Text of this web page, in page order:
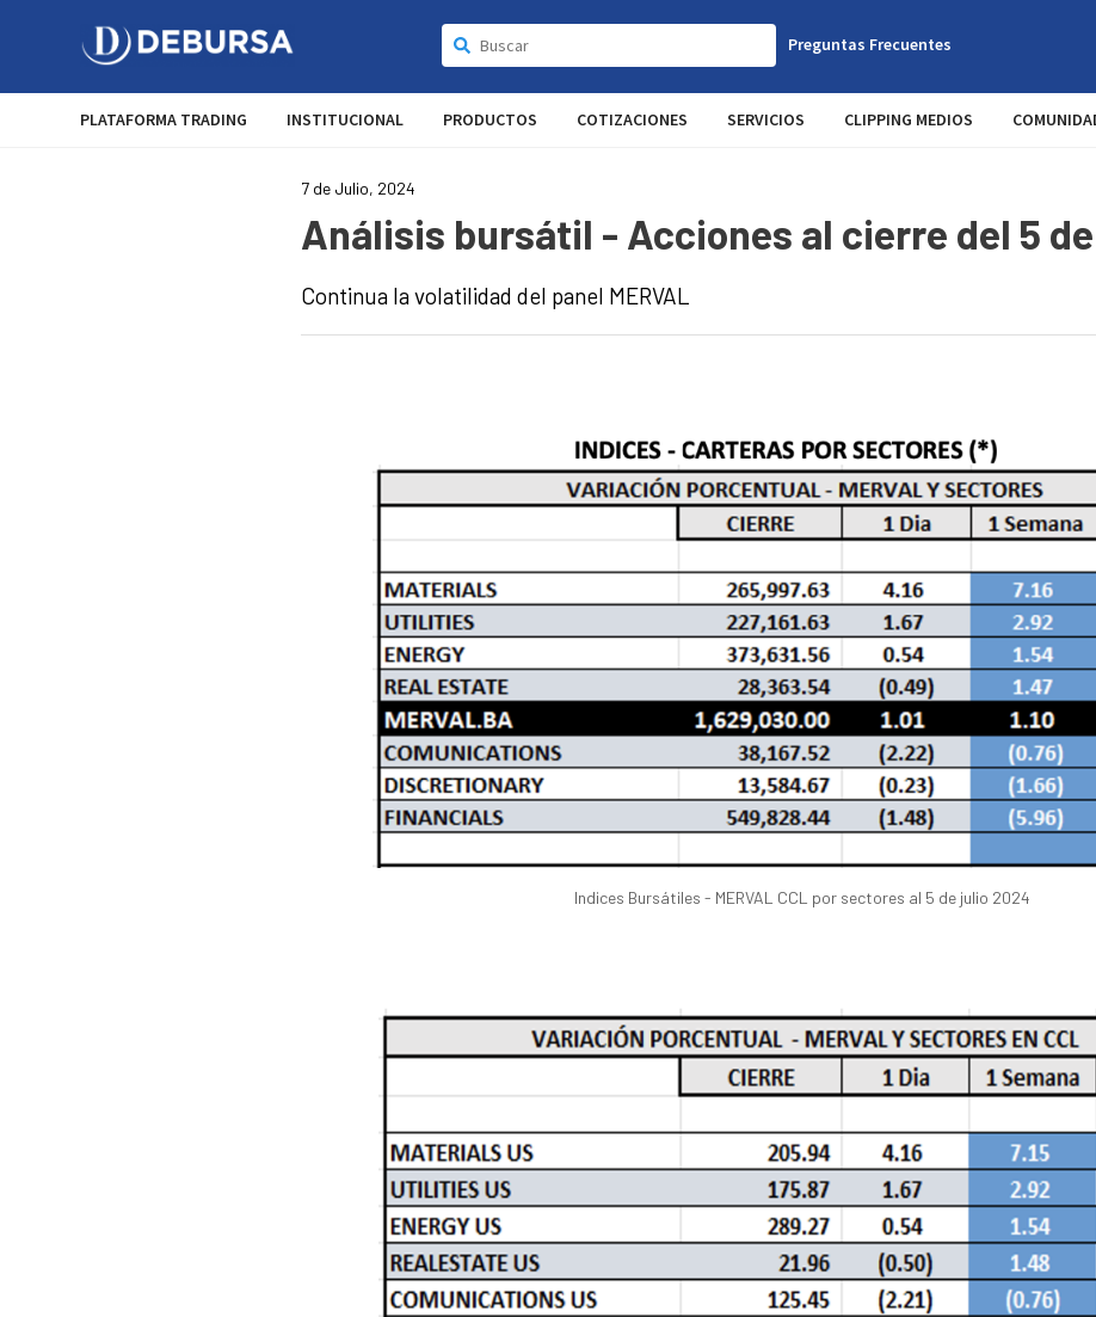
Preguntas Frecuentes
PLATAFORMA TRADING INSTITUCIONAL PRODUCTOS COTIZACIONES SERVICIOS CLIPPING MEDIOS
7 de Julio, 2024
Análisis bursátil - Acciones al cierre del 5
Continua la volatilidad del panel MERVAL
Indices Bursátiles - MERVAL CCL por sectores al 5 de julio 2024